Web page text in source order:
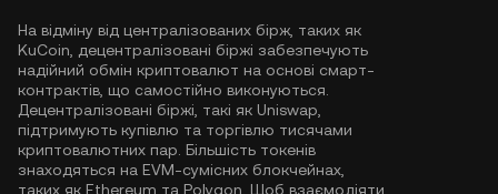
На відміну від централізованих бірж, таких як
KuCoin, децентралізовані біржі забезпечують
надійний обмін криптовалют на основі смарт-
контрактів, що самостійно виконуються.
Децентралізовані біржі, такі як Uniswap,
підтримують купівлю та торгівлю тисячами
криптовалютних пар. Більшість токенів
знаходяться на EVM-сумісних блокчейнах,
таких як Ethereum та Polygon . Щоб взаємодіяти